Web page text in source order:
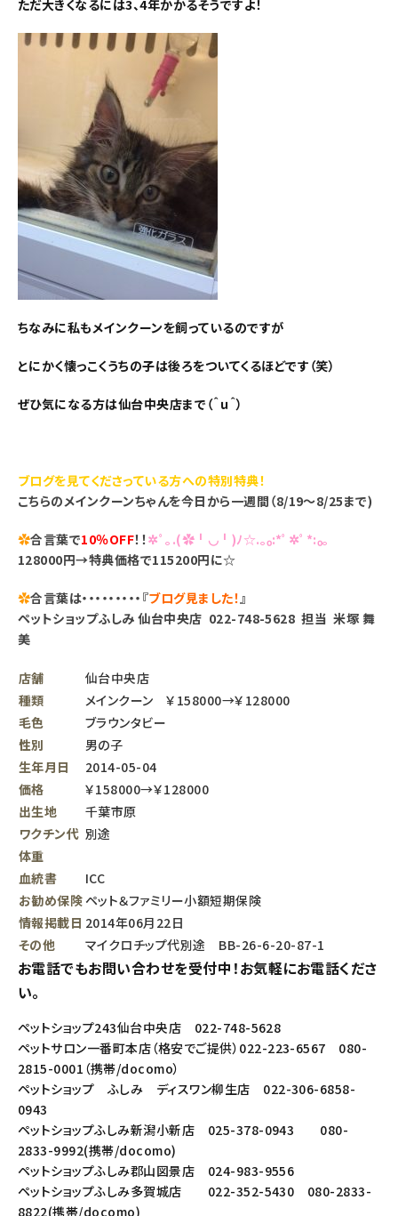
ただ大きくなるには3、4年かかるそうですよ！
ちなみに私もメインクーンを飼っているのですが
とにかく懐っこくうちの子は後ろをついてくるほどです（笑）
ぜひ気になる方は仙台中央店まで（＾ｕ＾）
ブログを見てくださっている方への特別特典！
こちらのメインクーンちゃんを今日から一週間（8/19～8/25まで)
✿合言葉で10％OFF！！✲ﾟ｡.(✿╹◡╹)ﾉ☆.｡₀:*ﾟ✲ﾟ*:₀｡
128000円→特典価格で115200円に☆
✿合言葉は・・・・・・・・・『ブログ見ました！』
ペットショップふしみ 仙台中央店 022-748-5628 担当 米塚 舞
美
店舗
仙台中央店
種類
メインクーン ￥158000→￥128000
毛色
ブラウンタビー
性別
男の子
生年月日
2014-05-04
価格
￥158000→￥128000
出生地
千葉市原
ワクチン代 別途
体重
血統書
ICC
お勧め保険 ペット＆ファミリー小額短期保険
情報掲載日 2014年06月22日
その他
マイクロチップ代別途 BB-26-6-20-87-1
お電話でもお問い合わせを受付中！お気軽にお電話くださ
い。
ペットショップ243仙台中央店 022-748-5628
ペットサロン一番町本店（格安でご提供）022-223-6567 080-
2815-0001（携帯/docomo）
ペットショップ ふしみ ディスワン柳生店 022-306-6858-
0943
ペットショップふしみ新潟小新店 025-378-0943 080-
2833-9992(携帯/docomo)
ペットショップふしみ郡山図景店 024-983-9556
ペットショップふしみ多賀城店 022-352-5430 080-2833-
8822(携帯/docomo)